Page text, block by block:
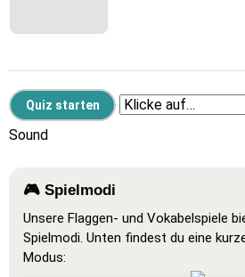
Sound
🎮 Spielmodi
Unsere Flaggen- und Vokabelspiele
Spielmodi. Unten findest du eine
Modus: